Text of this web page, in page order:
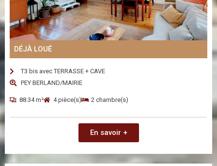
DÉJÀ LOUÉ
T3 bis avec TERRASSE + CAVE
PEY BERLAND/MAIRIE
88.34 m² 4 pièce(s) 2 chambre(s)
En savoir +